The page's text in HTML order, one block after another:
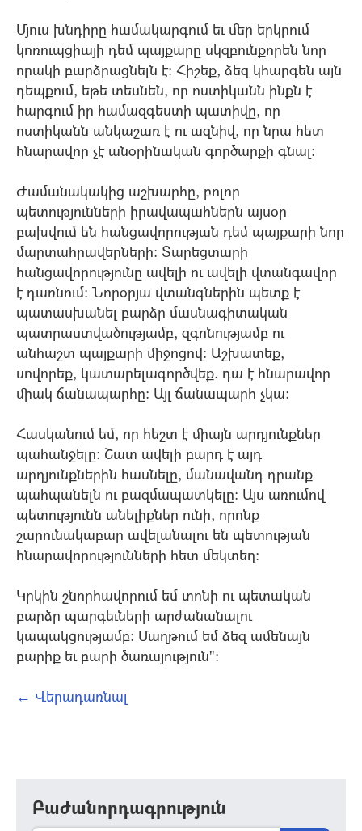
Մյուս խնդիրը համակարգում եւ մեր երկրում
կոռուպցիայի դեմ պայքարը սկզբունքորեն նոր
որակի բարձրացնելն է: Հիշեք, ձեզ կհարգեն այն
դեպքում, եթե տեսնեն, որ ոստիկանն ինքն է
հարգում իր համազգեստի պատիվը, որ
ոստիկանն անկաշառ է ու ազնիվ, որ նրա հետ
հնարավոր չէ անօրինական գործարքի գնալ:
Ժամանակակից աշխարհը, բոլոր
պետությունների իրավապահներն այսօր
բախվում են հանցավորության դեմ պայքարի նոր
մարտահրավերների: Տարեցտարի
հանցավորությունը ավելի ու ավելի վտանգավոր
է դառնում: Նորօրյա վտանգներին պետք է
պատասխանել բարձր մասնագիտական
պատրաստվածությամբ, զգոնությամբ ու
անհաշտ պայքարի միջոցով: Աշխատեք,
սովորեք, կատարելագործվեք. դա է հնարավոր
միակ ճանապարհը: Այլ ճանապարհ չկա:
Հասկանում եմ, որ հեշտ է միայն արդյունքներ
պահանջելը: Շատ ավելի բարդ է այդ
արդյունքներին հասնելը, մանավանդ դրանք
պահպանելն ու բազմապատկելը: Այս առումով
պետությունն անելիքներ ունի, որոնք
շարունակաբար ավելանալու են պետության
հնարավորությունների հետ մեկտեղ:
Կրկին շնորհավորում եմ տոնի ու պետական
բարձր պարգեւների արժանանալու
կապակցությամբ: Մաղթում եմ ձեզ ամենայն
բարիք եւ բարի ծառայություն":
← Վերադառնալ
Բաժանորդագրություն